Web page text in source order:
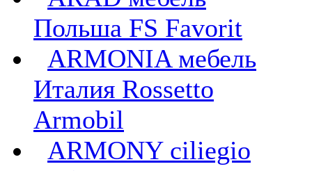
Польша FS Favorit
ARMONIA мебель
Италия Rossetto
Armobil
ARMONY ciliegio